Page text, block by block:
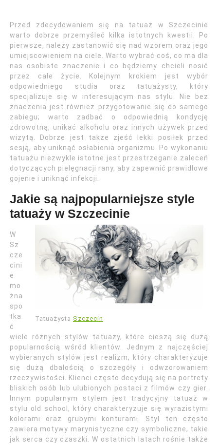
Przed zdecydowaniem się na tatuaż w Szczecinie
warto dobrze przemyśleć kilka istotnych kwestii. Po
pierwsze, należy zastanowić się nad wzorem oraz jego
umiejscowieniem na ciele. Warto wybrać coś, co ma dla
nas osobiste znaczenie i co będziemy chcieli nosić
przez całe życie. Kolejnym krokiem jest wybór
odpowiedniego studia oraz tatuażysty, który
specjalizuje się w interesującym nas stylu. Nie bez
znaczenia jest również przygotowanie się do samego
zabiegu; warto zadbać o odpowiednią kondycję
zdrowotną, unikać alkoholu oraz innych używek przed
wizytą. Dobrze jest także zjeść lekki posiłek przed
sesją, aby uniknąć osłabienia organizmu. Po wykonaniu
tatuażu niezwykle istotne jest przestrzeganie zaleceń
dotyczących pielęgnacji rany, aby zapewnić prawidłowe
gojenie i uniknąć infekcji.
Jakie są najpopularniejsze style
tatuaży w Szczecinie
Tatuażysta Szczecin
W
Sz
cze
cini
e
mo
żna
spo
tka
ć
wiele różnych stylów tatuaży, które cieszą się dużą
popularnością wśród klientów. Jednym z najczęściej
wybieranych stylów jest realizm, który charakteryzuje
się dużą dbałością o szczegóły i odwzorowaniem
rzeczywistości. Klienci często decydują się na portrety
bliskich osób lub ulubionych postaci z filmów czy gier.
Innym popularnym stylem jest tradycyjny tatuaż w
stylu old school, który charakteryzuje się wyrazistymi
kolorami oraz grubymi konturami. Styl ten często
zawiera motywy marynistyczne czy symboliczne, takie
jak serca czy czaszki. W ostatnich latach rośnie także